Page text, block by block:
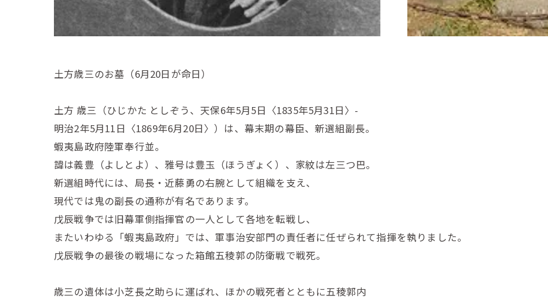
土方歳三のお墓（6月20日が命日）
土方 歳三（ひじかた としぞう、天保6年5月5日〈1835年5月31日〉-
明治2年5月11日〈1869年6月20日〉）は、幕末期の幕臣、新選組副長。
蝦夷島政府陸軍奉行並。
諱は義豊（よしとよ）、雅号は豊玉（ほうぎょく）、家紋は左三つ巴。
新選組時代には、局長・近藤勇の右腕として組織を支え、
現代では鬼の副長の通称が有名であります。
戊辰戦争では旧幕軍側指揮官の一人として各地を転戦し、
またいわゆる「蝦夷島政府」では、軍事治安部門の責任者に任ぜられて指揮を執りました。
戊辰戦争の最後の戦場になった箱館五稜郭の防衛戦で戦死。
歳三の遺体は小芝長之助らに運ばれ、ほかの戦死者とともに五稜郭内